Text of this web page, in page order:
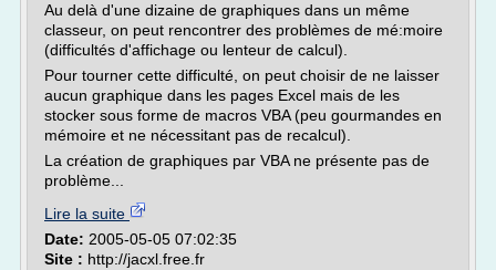
Au delà d'une dizaine de graphiques dans un même
classeur, on peut rencontrer des problèmes de mé:moire
(difficultés d'affichage ou lenteur de calcul).
Pour tourner cette difficulté, on peut choisir de ne laisser
aucun graphique dans les pages Excel mais de les
stocker sous forme de macros VBA (peu gourmandes en
mémoire et ne nécessitant pas de recalcul).
La création de graphiques par VBA ne présente pas de
problème...
Lire la suite
Date: 2005-05-05 07:02:35
Site : http://jacxl.free.fr